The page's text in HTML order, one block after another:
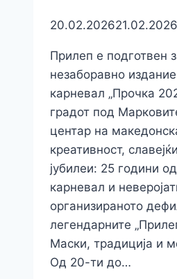
20.02.202621.02.2026
Прилеп е подготвен
незаборавно
карневал „Прочка
градот под
центар на
креативност,
јубилеи: 25 години
карневал и
организираното
легендарните
Маски, традиција и
Од 20-ти до…